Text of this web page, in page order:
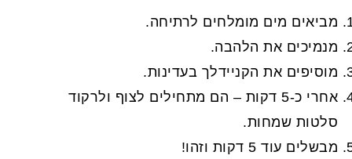
מביאים מים מומלחים לרתיחה.
מנמיכים את הלהבה.
מוסיפים את הקניידלך בעדינות.
אחרי כ-5 דקות – הם מתחילים לצוף ולרקוד
סלטות שמחות.
מבשלים עוד 5 דקות וזהו!